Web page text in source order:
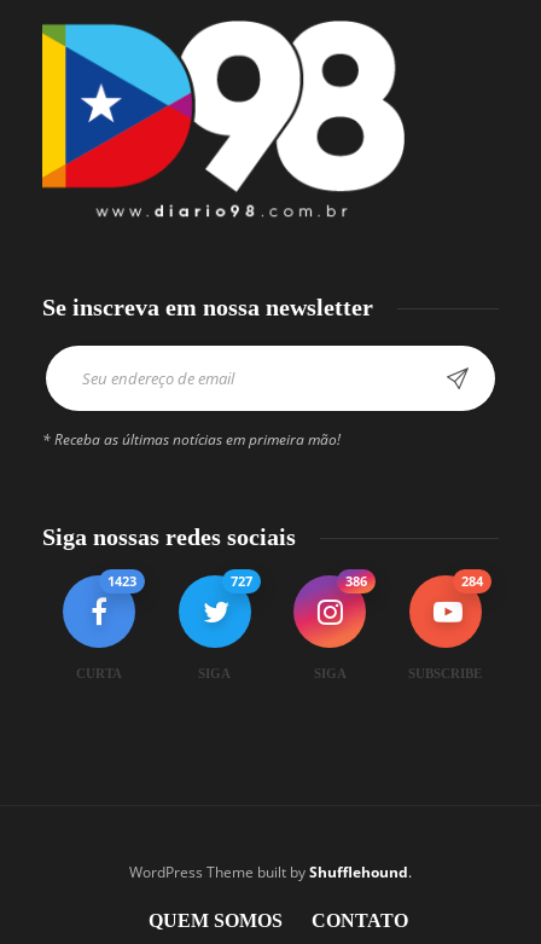
Se inscreva em nossa newsletter
* Receba as últimas notícias em primeira mão!
Siga nossas redes sociais
1423
CURTA
727
SIGA
386
SIGA
284
SUBSCRIBE
WordPress Theme built byShufflehound.
QUEM SOMOS CONTATO